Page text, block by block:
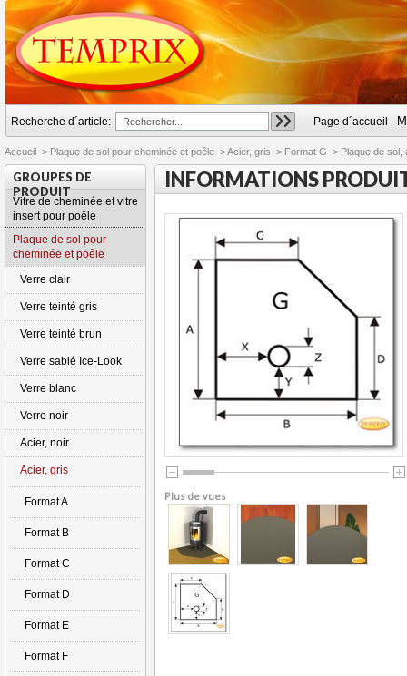
Recherche d´article: Page d´accueil
Accueil > Plaque de sol pour cheminée et poêle >Acier, gris > Format G > Plaque de sol,
INFORMATIONS
Plus de vues
GROUPES DE
PRODUIT
Vitre de cheminée et vitre
insert pour poêle
Plaque de sol pour
cheminée et poêle
Verre clair
Verre teinté gris
Verre teinté brun
Verre sablé Ice-Look
Verre blanc
Verre noir
Acier, noir
Acier, gris
Format A
Format B
Format C
Format D
Format E
Format F